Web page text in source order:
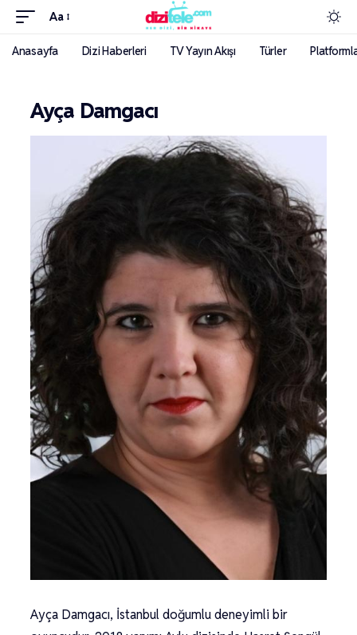
Aa
Anasayfa Dizi Haberleri TV Yayın Akışı Türler
Ayça Damgacı
Ayça Damgacı, İstanbul doğumlu deneyimli bir